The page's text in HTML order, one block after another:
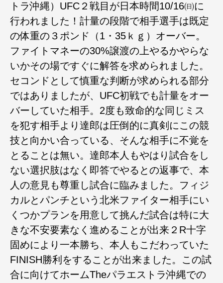
トラ沖縄）UFC２戦目が日本時間10/16㈰に
行われました！計量の段階で相手選手は既定
の体重の３ポンド（1・35ｋｇ）オーバー。
ファイトマネーの30%譲渡の上やるかやらな
いかその場ですぐに解答を求められました。
セコンドとして慎重な判断が求められる部分
ではありましたが、UFC初戦でも計量をオー
バーしていた相手。2度も致命的な同じミス
を犯す相手より達郎は圧倒的に真剣にこの競
技と向かい合っている、そんな相手に不覚を
とることは無い。達郎本人もやはり試合をし
ない選択肢はなく即答でやるとの返事で、本
人の意見も尊重し試合に臨みました。フィジ
カルとパンチという北米ファイター相手にい
くつかプランを用意して挑んだ試合は特に大
きな不安要素なく進めることが出来２R十字
固めにより一本勝ち、本人もこだわっていた
FINISH勝利をすることが出来ました。この試
合に向けてホームTheパラエストラ沖縄での